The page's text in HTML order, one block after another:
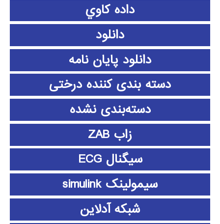
داده كاوي
دانلود
دانلود پايان نامه
دسته بندی کننده درختی
دسته‌بندی نشده
زاب ZAB
سیگنال ECG
سیمولینک simulink
شبکه آدلاین